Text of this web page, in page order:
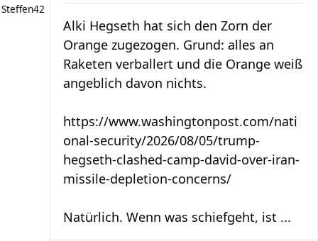
Steffen42
Alki Hegseth hat sich den Zorn der
Orange zugezogen. Grund: alles an
Raketen verballert und die Orange weiß
angeblich davon nichts.
https://www.washingtonpost.com/nati
onal-security/2026/08/05/trump-
hegseth-clashed-camp-david-over-iran-
missile-depletion-concerns/
Natürlich. Wenn was schiefgeht, ist ...